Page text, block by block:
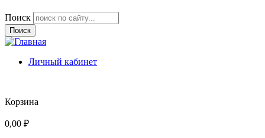
Поиск
Личный кабинет
Корзина
0,00 ₽